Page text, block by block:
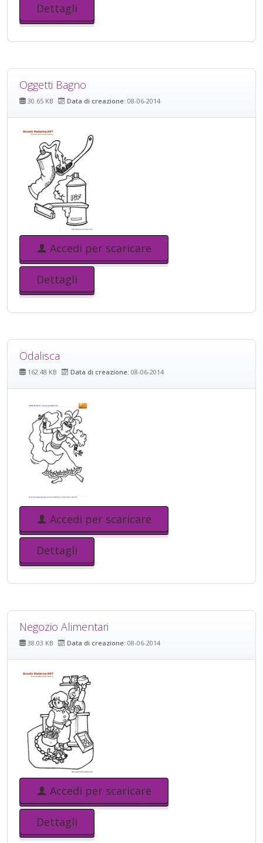
Dettagli
Oggetti Bagno
30.65 KB Data di creazione: 08-06-2014
Accedi per scaricare
Dettagli
Odalisca
162.48 KB Data di creazione: 08-06-2014
Accedi per scaricare
Dettagli
Negozio Alimentari
38.03 KB Data di creazione: 08-06-2014
Accedi per scaricare
Dettagli